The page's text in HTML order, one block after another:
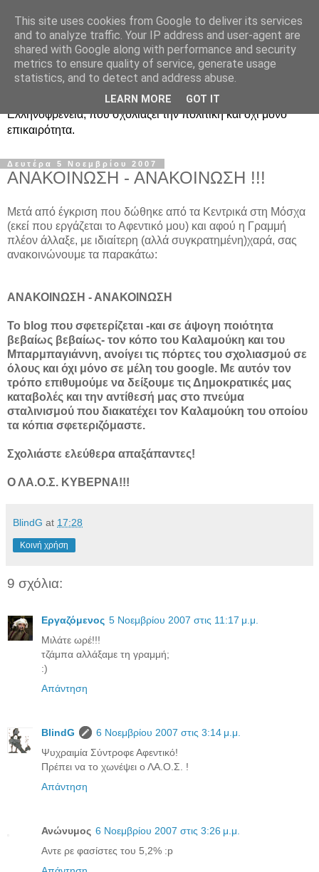
Ραδιοφωνική
Ελληνοφρένεια Unofficial
Η γνωστή ραδιοφωνική εκπομπή κατά κόσμον
Ελληνοφρένεια, που σχολιάζει την πολιτική και όχι μόνο
επικαιρότητα.
Δευτέρα 5 Νοεμβρίου 2007
ΑΝΑΚΟΙΝΩΣΗ - ΑΝΑΚΟΙΝΩΣΗ !!!
Μετά από έγκριση που δώθηκε από τα Κεντρικά στη Μόσχα
(εκεί που εργάζεται το Αφεντικό μου) και αφού η Γραμμή
πλέον άλλαξε, με ιδιαίτερη (αλλά συγκρατημένη)χαρά, σας
ανακοινώνουμε τα παρακάτω:
ΑΝΑΚΟΙΝΩΣΗ - ΑΝΑΚΟΙΝΩΣΗ
Το blog που σφετερίζεται -και σε άψογη ποιότητα
βεβαίως βεβαίως- τον κόπο του Καλαμούκη και του
Μπαρμπαγιάννη, ανοίγει τις πόρτες του σχολιασμού σε
όλους και όχι μόνο σε μέλη του google. Με αυτόν τον
τρόπο επιθυμούμε να δείξουμε τις Δημοκρατικές μας
καταβολές και την αντίθεσή μας στο πνεύμα
σταλινισμού που διακατέχει τον Καλαμούκη του οποίου
τα κόπια σφετεριζόμαστε.
Σχολιάστε ελεύθερα απαξάπαντες!
Ο ΛΑ.Ο.Σ. ΚΥΒΕΡΝΑ!!!
BlindG at 17:28
Κοινή χρήση
9 σχόλια:
Εργαζόμενος 5 Νοεμβρίου 2007 στις 11:17 μ.μ.
Μιλάτε ωρέ!!!
τζάμπα αλλάξαμε τη γραμμή;
:)
Απάντηση
BlindG
6 Νοεμβρίου 2007 στις 3:14 μ.μ.
Ψυχραιμία Σύντροφε Αφεντικό!
Πρέπει να το χωνέψει ο ΛΑ.Ο.Σ. !
Απάντηση
Ανώνυμος 6 Νοεμβρίου 2007 στις 3:26 μ.μ.
Αντε ρε φασίστες του 5,2% :p
This site uses cookies from Google to deliver its services
and to analyze traffic. Your IP address and user-agent are
shared with Google along with performance and security
metrics to ensure quality of service, generate usage
statistics, and to detect and address abuse.
LEARN MORE GOT IT